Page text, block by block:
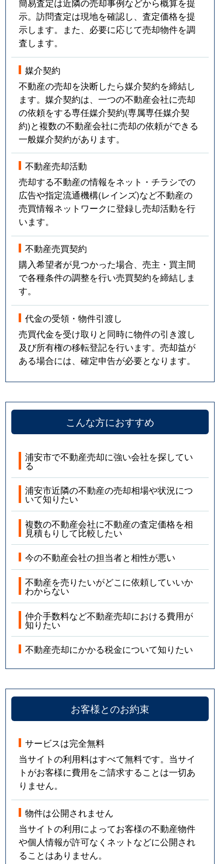
簡易査定は近隣の売却事例などから概算を提
示。訪問査定は現地を確認し、査定価格を提
示します。また、必要に応じて売却物件を調
査します。
媒介契約
不動産の売却を決断したら媒介契約を締結し
ます。媒介契約は、一つの不動産会社に売却
の依頼をする専任媒介契約(専属専任媒介契
約)と複数の不動産会社に売却の依頼ができる
一般媒介契約があります。
不動産売却活動
売却する不動産の情報をネット・チラシでの
広告や指定流通機構(レインズ)など不動産の
売買情報ネットワークに登録し売却活動を行
います。
不動産売買契約
購入希望者が見つかった場合、売主・買主間
で各種条件の調整を行い売買契約を締結しま
す。
代金の受領・物件引渡し
売買代金を受け取りと同時に物件の引き渡し
及び所有権の移転登記を行います。売却益が
ある場合には、確定申告が必要となります。
こんな方におすすめ
浦安市で不動産売却に強い会社を探してい
る
浦安市近隣の不動産の売却相場や状況につ
いて知りたい
複数の不動産会社に不動産の査定価格を相
見積もりして比較したい
今の不動産会社の担当者と相性が悪い
不動産を売りたいがどこに依頼していいか
わからない
仲介手数料など不動産売却における費用が
知りたい
不動産売却にかかる税金について知りたい
お客様とのお約束
サービスは完全無料
当サイトの利用料はすべて無料です。当サイ
トがお客様に費用をご請求することは一切あ
りません。
物件は公開されません
当サイトの利用によってお客様の不動産物件
や個人情報が許可なくネットなどに公開され
ることはありません。